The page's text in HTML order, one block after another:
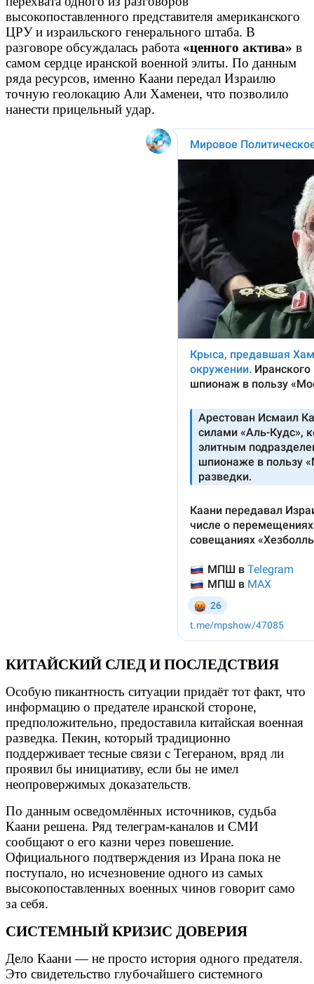
высокопоставленного представителя американского
ЦРУ и израильского генерального штаба. В
разговоре обсуждалась работа «ценного актива» в
самом сердце иранской военной элиты. По данным
ряда ресурсов, именно Каани передал Израилю
точную геолокацию Али Хаменеи, что позволило
нанести прицельный удар.
КИТАЙСКИЙ СЛЕД И ПОСЛЕДСТВИЯ
Особую пикантность ситуации придаёт тот факт, что
информацию о предателе иранской стороне,
предположительно, предоставила китайская военная
разведка. Пекин, который традиционно
поддерживает тесные связи с Тегераном, вряд ли
проявил бы инициативу, если бы не имел
неопровержимых доказательств.
По данным осведомлённых источников, судьба
Каани решена. Ряд телеграм-каналов и СМИ
сообщают о его казни через повешение.
Официального подтверждения из Ирана пока не
поступало, но исчезновение одного из самых
высокопоставленных военных чинов говорит само
за себя.
СИСТЕМНЫЙ КРИЗИС ДОВЕРИЯ
Дело Каани — не просто история одного предателя.
Это свидетельство глубочайшего системного